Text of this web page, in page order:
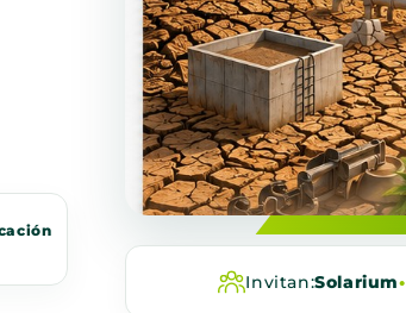
Invitan:Solarium•